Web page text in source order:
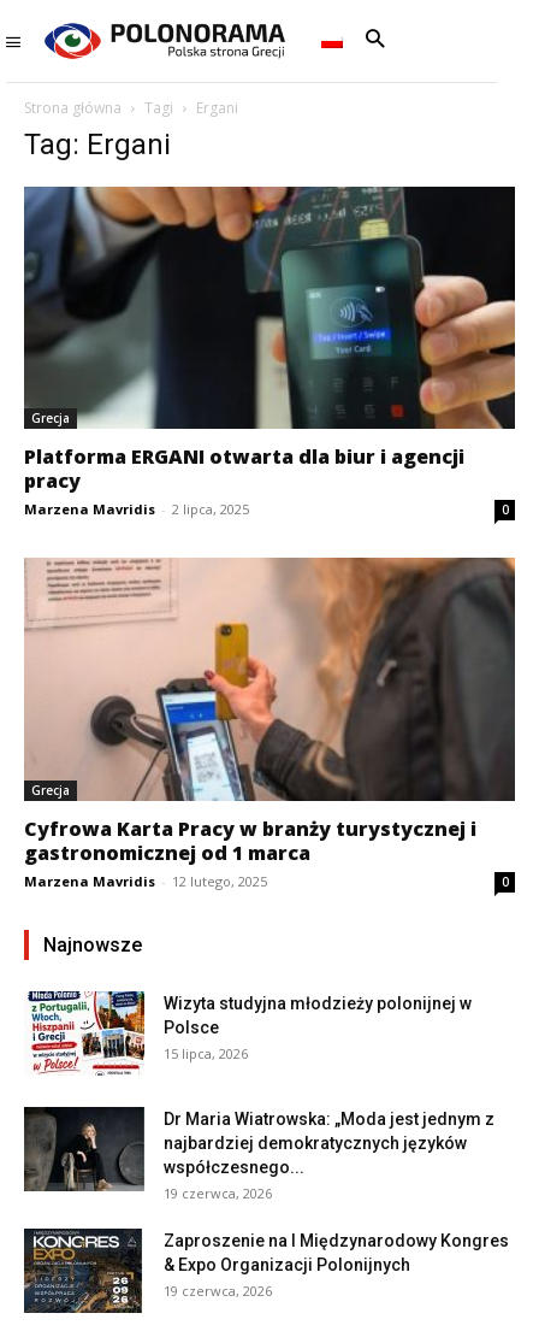
Strona główna Tagi Ergani
Tag: Ergani
Grecja
Platforma ERGANI otwarta dla biur i agencji
pracy
Marzena Mavridis - 2 lipca, 2025 0
Grecja
Cyfrowa Karta Pracy w branży turystycznej i
gastronomicznej od 1 marca
Marzena Mavridis - 12 lutego, 2025 0
Najnowsze
Wizyta studyjna młodzieży polonijnej w
Polsce
15 lipca, 2026
Dr Maria Wiatrowska: „Moda jest jednym z
najbardziej demokratycznych języków
współczesnego...
19 czerwca, 2026
Zaproszenie na I Międzynarodowy Kongres
& Expo Organizacji Polonijnych
19 czerwca, 2026